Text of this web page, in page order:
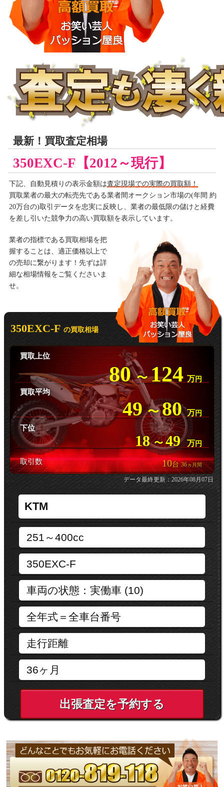
最新！買取査定相場
350EXC-F【2012～現行】
下記、自動見積りの表示金額は査定現場での実際の買取額！
買取業者の最大の転売先である業者間オークション市場の(年間 約
20万台の)取引データを忠実に反映し、業者の最低限の儲けと経費
を差し引いた競争力の高い買取額を表示しています。
業者の指標である買取相場を把
握することは、適正価格以上で
の売却に繋がります！先ずは詳
細な相場情報をご覧くださいま
せ。
350EXC-F の買取相場
買取上位
80 〜124 万 円
買取平均
49 〜80 万 円
下位
18 〜49 万 円
取引数 10台36ヵ月間
データ最終更新：2026年08月07日
出張査定を予約する